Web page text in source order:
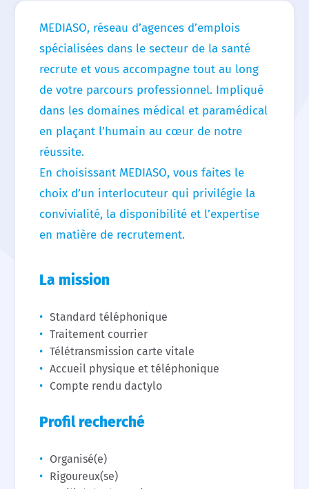
MEDIASO, réseau d’agences d’emplois
spécialisées dans le secteur de la santé
recrute et vous accompagne tout au long
de votre parcours professionnel. Impliqué
dans les domaines médical et paramédical
en plaçant l’humain au cœur de notre
réussite.
En choisissant MEDIASO, vous faites le
choix d’un interlocuteur qui privilégie la
convivialité, la disponibilité et l’expertise
en matière de recrutement.
La mission
Standard téléphonique
Traitement courrier
Télétransmission carte vitale
Accueil physique et téléphonique
Compte rendu dactylo
Profil recherché
Organisé(e)
Rigoureux(se)